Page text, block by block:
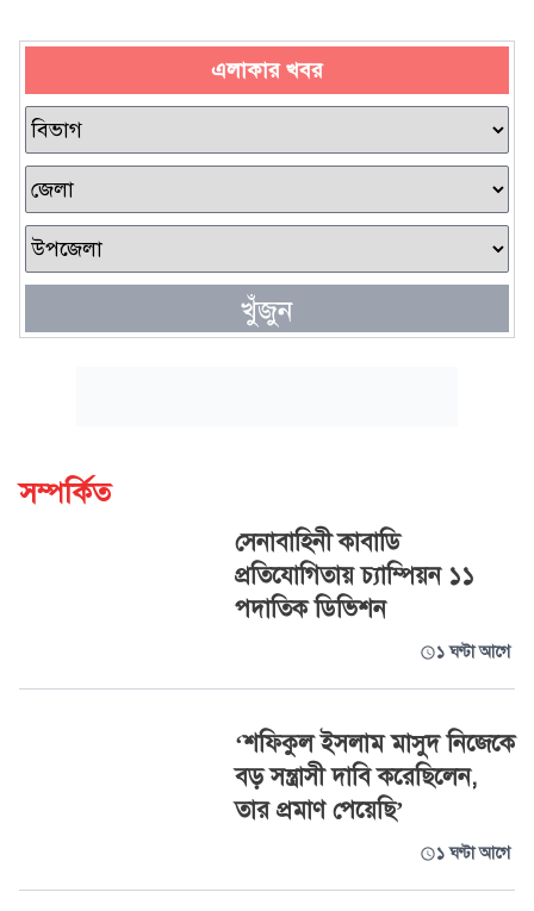
এলাকার খবর
খুঁজুন
সম্পর্কিত
সেনাবাহিনী কাবাডি
প্রতিযোগিতায় চ্যাম্পিয়ন ১১
পদাতিক ডিভিশন
১ ঘণ্টা আগে
‘শফিকুল ইসলাম মাসুদ নিজেকে
বড় সন্ত্রাসী দাবি করেছিলেন,
তার প্রমাণ পেয়েছি’
১ ঘণ্টা আগে